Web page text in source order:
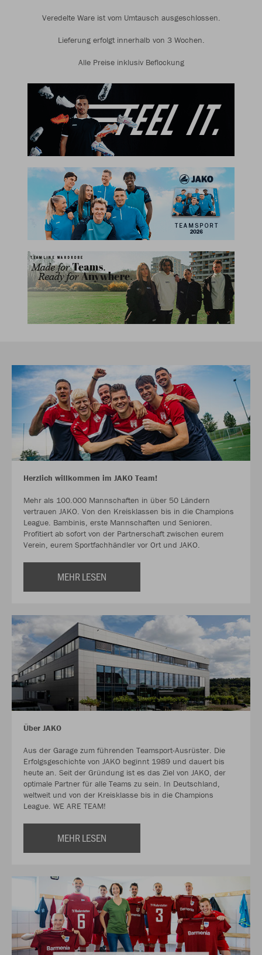
Veredelte Ware ist vom Umtausch ausgeschlossen.
Lieferung erfolgt innerhalb von 3 Wochen.
Alle Preise inklusiv Beflockung
Herzlich willkommen im JAKO Team!
Mehr als 100.000 Mannschaften in über 50 Ländern
vertrauen JAKO. Von den Kreisklassen bis in die Champions
League. Bambinis, erste Mannschaften und Senioren.
Profitiert ab sofort von der Partnerschaft zwischen eurem
Verein, eurem Sportfachhändler vor Ort und JAKO.
MEHR LESEN
Über JAKO
Aus der Garage zum führenden Teamsport-Ausrüster. Die
Erfolgsgeschichte von JAKO beginnt 1989 und dauert bis
heute an. Seit der Gründung ist es das Ziel von JAKO, der
optimale Partner für alle Teams zu sein. In Deutschland,
weltweit und von der Kreisklasse bis in die Champions
League. WE ARE TEAM!
MEHR LESEN